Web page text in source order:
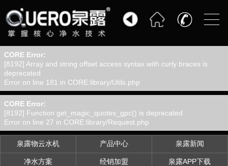
CORE Error:
[8192] Array and string offset access syntax with curly braces is
deprecated
Error on line 181 in CORE:library/Utils.php
CORE Error:
[8192] Function get_magic_quotes_gpc() is deprecated
Error on line 27 in CORE:library/Request.php
泉露新闻
净水方案
服务支持
经销加盟
泉露物云水机 产品中心 泉露新闻
净水方案 经销加盟 泉露APP下载